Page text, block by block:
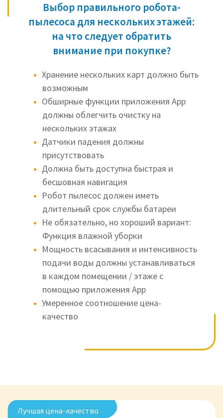
Выбор правильного робота-
пылесоса для нескольких этажей:
на что следует обратить
внимание при покупке?
Хранение нескольких карт должно быть
возможным
Обширные функции приложения Арр
должны облегчить очистку на
нескольких этажах
Датчики падения должны
присутствовать
Должна быть доступна быстрая и
бесшовная навигация
Робот пылесос должен иметь
длительный срок службы батареи
Не обязательно, но хороший вариант:
Функция влажной уборки
Мощность всасывания и интенсивность
подачи воды должны устанавливаться
в каждом помещении / этаже с
помощью приложения Арр
Умеренное соотношение цена-
качество
Лучшая цена-качество